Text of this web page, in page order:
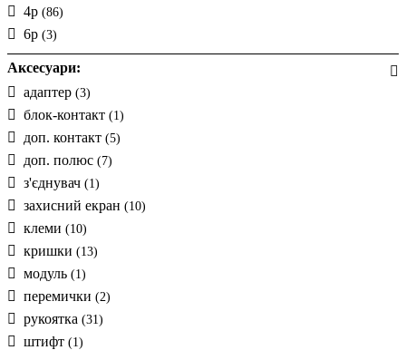
50 (14)
60 (1)
70
4p (86)
6p (3)
Аксесуари:
адаптер (3)
блок-контакт (1)
доп. контакт (5)
доп. полюс (7)
з'єднувач (1)
захисний екран (10)
клеми (10)
кришки (13)
модуль (1)
перемички (2)
рукоятка (31)
штифт (1)